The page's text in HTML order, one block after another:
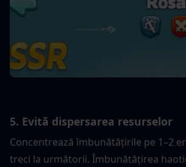
5. Evită dispersarea resurselor
Concentrează îmbunătățirile pe 1–2
treci la următorii. Îmbunătățirea